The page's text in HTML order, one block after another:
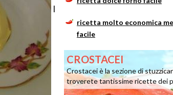
I
ricetta molto economica
facile
CROSTACEI
Crostacei è la sezione di
troverete tantissime ricette dei